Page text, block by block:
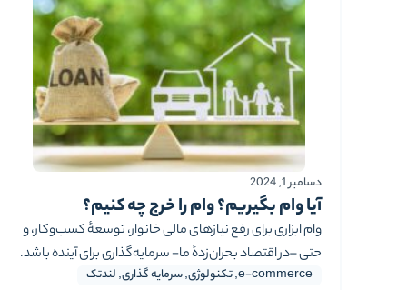
دسامبر 1, 2024
آیا وام بگیریم؟ وام را خرج چه کنیم؟
وام ابزاری برای رفع نیازهای مالی خانوار، توسعهٔ کسب‌وکار، و
حتی –در اقتصاد بحران‌زدهٔ ما- سرمایه‌گذاری برای آینده باشد.
اما آیا وام گرفتن همیشه به‌صرفه تمام می‌شود؟ آیا هر وامی
e-commerce
,تکنولوژی,سرمایه گذاری,لندتک